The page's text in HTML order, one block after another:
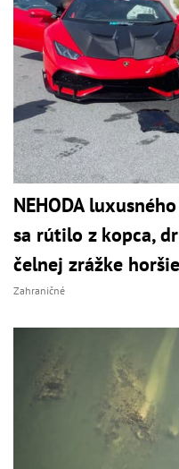
NEHODA
sa rútilo z kopca,
čelnej zrážke horšie
Zahraničné